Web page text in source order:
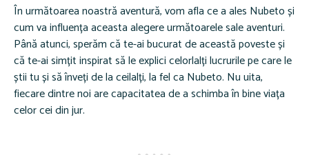
În următoarea noastră aventură, vom afla ce a ales Nubeto și
cum va influența aceasta alegere următoarele sale aventuri.
Până atunci, sperăm că te-ai bucurat de această poveste și
că te-ai simțit inspirat să le explici celorlalți lucrurile pe care le
știi tu și să înveți de la ceilalți, la fel ca Nubeto. Nu uita,
fiecare dintre noi are capacitatea de a schimba în bine viața
celor cei din jur.